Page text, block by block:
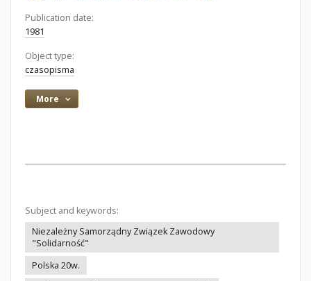
Publication date:
1981
Object type:
czasopisma
More
Subject and keywords:
Niezależny Samorządny Związek Zawodowy
"Solidarność"
Polska 20w.